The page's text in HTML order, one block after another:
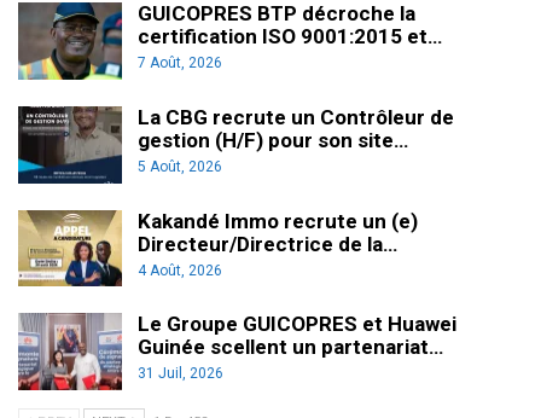
GUICOPRES BTP décroche la
certification ISO 9001:2015 et…
7 Août, 2026
La CBG recrute un Contrôleur de
gestion (H/F) pour son site…
5 Août, 2026
Kakandé Immo recrute un (e)
Directeur/Directrice de la…
4 Août, 2026
Le Groupe GUICOPRES et Huawei
Guinée scellent un partenariat…
31 Juil, 2026